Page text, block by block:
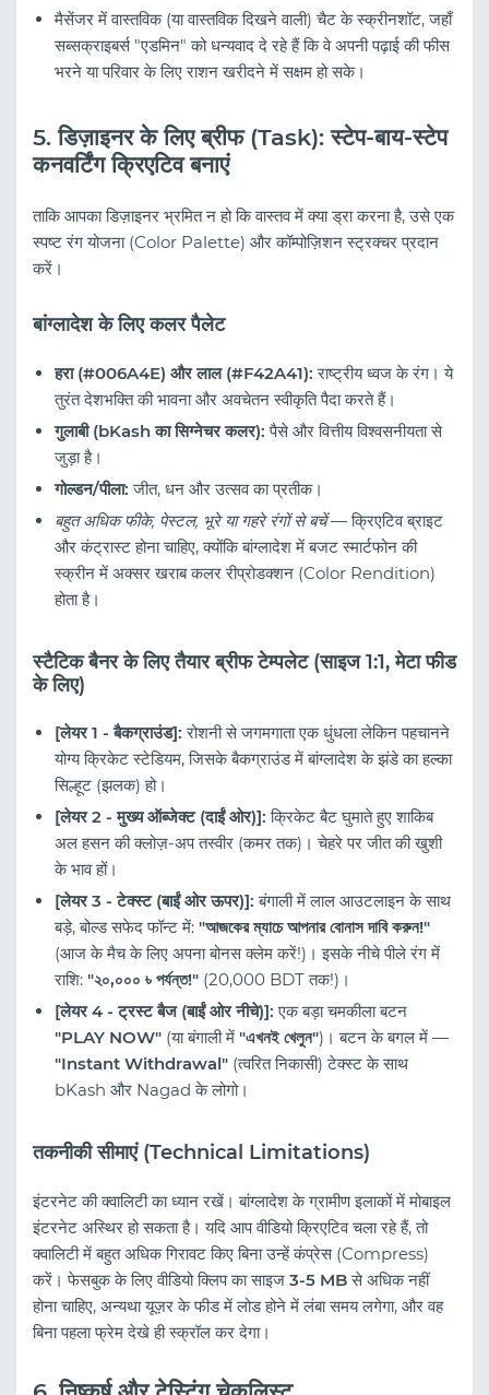
मैसेंजर में वास्तविक (या वास्तविक दिखने वाली) चैट के स्क्रीनशॉट, जहाँ
सब्सक्राइबर्स "एडमिन" को धन्यवाद दे रहे हैं कि वे अपनी पढ़ाई की फीस
भरने या परिवार के लिए राशन खरीदने में सक्षम हो सके।
5. डिज़ाइनर के लिए ब्रीफ (Task): स्टेप-बाय-स्टेप
कनवर्टिंग क्रिएटिव बनाएं
ताकि आपका डिज़ाइनर भ्रमित न हो कि वास्तव में क्या ड्रा करना है, उसे एक
स्पष्ट रंग योजना (Color Palette) और कॉम्पोज़िशन स्ट्रक्चर प्रदान
करें।
बांग्लादेश के लिए कलर पैलेट
हरा (#006A4E) और लाल (#F42A41): राष्ट्रीय ध्वज के रंग। ये
तुरंत देशभक्ति की भावना और अवचेतन स्वीकृति पैदा करते हैं।
गुलाबी (bKash का सिग्नेचर कलर): पैसे और वित्तीय विश्वसनीयता से
जुड़ा है।
गोल्डन/पीला: जीत, धन और उत्सव का प्रतीक।
बहुत अधिक फीके, पेस्टल, भूरे या गहरे रंगों से बचें— क्रिएटिव ब्राइट
और कंट्रास्ट होना चाहिए, क्योंकि बांग्लादेश में बजट स्मार्टफोन की
स्क्रीन में अक्सर खराब कलर रीप्रोडक्शन (Color Rendition)
होता है।
स्टैटिक बैनर के लिए तैयार ब्रीफ टेम्पलेट (साइज 1:1, मेटा फीड
के लिए)
[लेयर 1 - बैकग्राउंड]: रोशनी से जगमगाता एक धुंधला लेकिन पहचानने
योग्य क्रिकेट स्टेडियम, जिसके बैकग्राउंड में बांग्लादेश के झंडे का हल्का
सिल्हूट (झलक) हो।
[लेयर 2 - मुख्य ऑब्जेक्ट (दाईं ओर)]: क्रिकेट बैट घुमाते हुए शाकिब
अल हसन की क्लोज़-अप तस्वीर (कमर तक)। चेहरे पर जीत की खुशी
के भाव हों।
[लेयर 3 - टेक्स्ट (बाईं ओर ऊपर)]: बंगाली में लाल आउटलाइन के साथ
बड़े, बोल्ड सफेद फॉन्ट में: "আজকের ম্যাচে আপনার বোনাস দাবি করুন!"
(आज के मैच के लिए अपना बोनस क्लेम करें!)। इसके नीचे पीले रंग में
राशि: "২০,০০০ ৳ পর্যন্ত!" (20,000 BDT तक!)।
[लेयर 4 - ट्रस्ट बैज (बाईं ओर नीचे)]: एक बड़ा चमकीला बटन
"PLAY NOW" (या बंगाली में "এখনই খেলুন")। बटन के बगल में —
"Instant Withdrawal" (त्वरित निकासी) टेक्स्ट के साथ
bKash और Nagad के लोगो।
तकनीकी सीमाएं (Technical Limitations)
इंटरनेट की क्वालिटी का ध्यान रखें। बांग्लादेश के ग्रामीण इलाकों में मोबाइल
इंटरनेट अस्थिर हो सकता है। यदि आप वीडियो क्रिएटिव चला रहे हैं, तो
क्वालिटी में बहुत अधिक गिरावट किए बिना उन्हें कंप्रेस (Compress)
करें। फेसबुक के लिए वीडियो क्लिप का साइज 3-5 MBसे अधिक नहीं
होना चाहिए, अन्यथा यूज़र के फीड में लोड होने में लंबा समय लगेगा, और वह
बिना पहला फ्रेम देखे ही स्क्रॉल कर देगा।